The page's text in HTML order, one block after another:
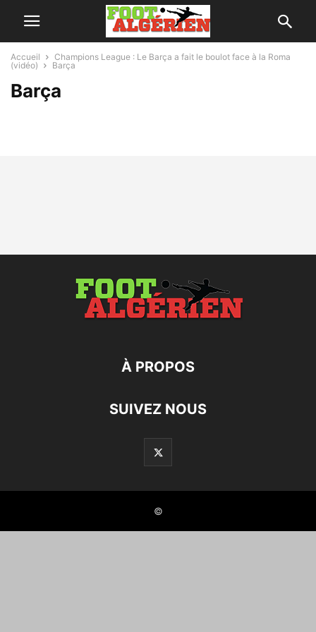
Accueil
Champions League : Le Barça a fait le boulot face à la Roma
(vidéo)
Barça
Barça
À PROPOS
SUIVEZ NOUS
©